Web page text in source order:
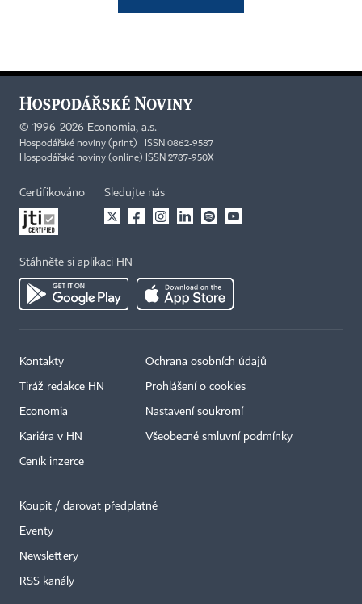
© 1996-2026 Economia, a.s.
Hospodářské noviny (print) ISSN 0862-9587
Hospodářské noviny (online) ISSN 2787-950X
Certifikováno Sledujte nás
Stáhněte si aplikaci HN
Kontakty
Tiráž redakce HN
Economia
Kariéra v HN
Ceník inzerce
Ochrana osobních údajů
Prohlášení o cookies
Nastavení soukromí
Všeobecné smluvní podmínky
Koupit / darovat předplatné
Eventy
Newslettery
RSS kanály